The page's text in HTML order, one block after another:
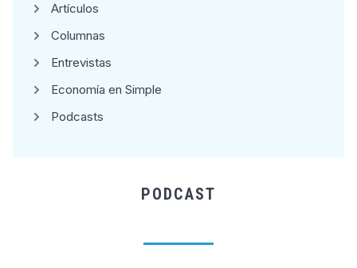
Artículos
Columnas
Entrevistas
Economía en Simple
Podcasts
PODCAST